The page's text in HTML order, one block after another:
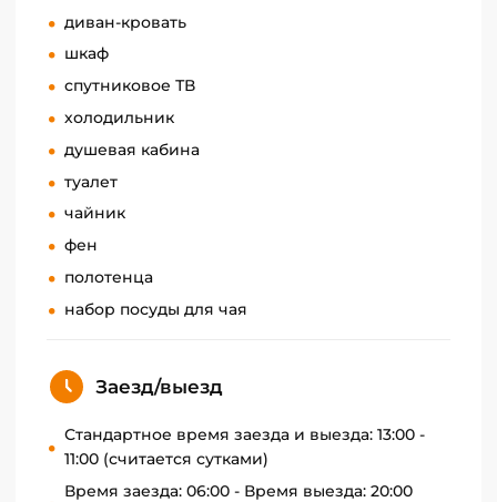
диван-кровать
шкаф
спутниковое ТВ
холодильник
душевая кабина
туалет
чайник
фен
полотенца
набор посуды для чая
Заезд/выезд
Стандартное время заезда и выезда: 13:00 -
11:00 (считается сутками)
Время заезда: 06:00 - Время выезда: 20:00